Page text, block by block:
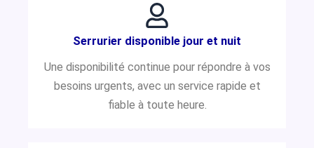
Serrurier disponible jour et nuit
Une disponibilité continue pour répondre à vos
besoins urgents, avec un service rapide et
fiable à toute heure.